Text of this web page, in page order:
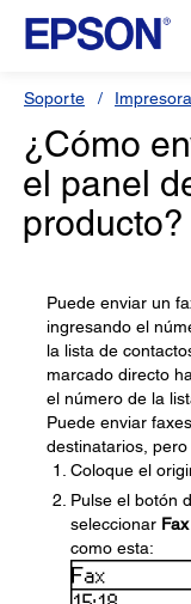
Soporte
¿Cómo
el panel
producto?
Puede enviar un
ingresando el
la lista de
marcado directo
el número de la
Puede enviar
destinatarios, pero
Coloque el
Pulse el botón
seleccionar Fax
como esta: